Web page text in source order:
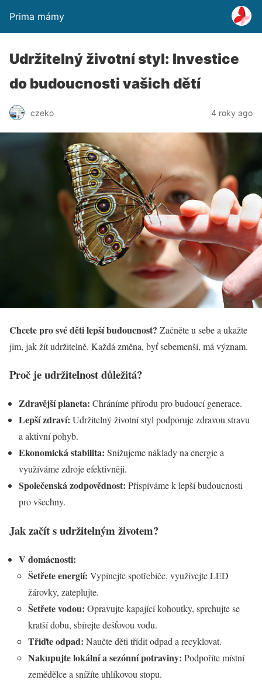
Prima mámy
Udržitelný životní styl: Investice
do budoucnosti vašich dětí
czeko 4 roky ago
Chcete pro své děti lepší budoucnost? Začněte u sebe a ukažte
jim, jak žít udržitelně. Každá změna, byť sebemenší, má význam.
Proč je udržitelnost důležitá?
Zdravější planeta: Chráníme přírodu pro budoucí generace.
Lepší zdraví: Udržitelný životní styl podporuje zdravou stravu
a aktivní pohyb.
Ekonomická stabilita: Snižujeme náklady na energie a
využíváme zdroje efektivněji.
Společenská zodpovědnost: Přispíváme k lepší budoucnosti
pro všechny.
Jak začít s udržitelným životem?
V domácnosti:
Šetřete energií: Vypínejte spotřebiče, využívejte LED
žárovky, zateplujte.
Šetřete vodou: Opravujte kapající kohoutky, sprchujte se
kratší dobu, sbírejte dešťovou vodu.
Třiďte odpad: Naučte děti třídit odpad a recyklovat.
Nakupujte lokální a sezónní potraviny: Podpoříte místní
zemědělce a snížíte uhlíkovou stopu.